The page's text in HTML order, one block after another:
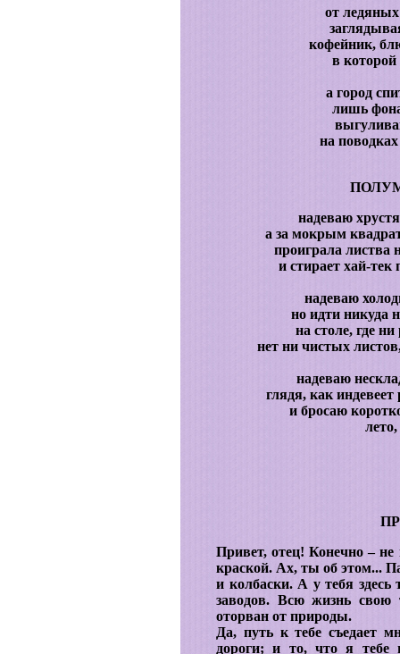
от
кофейник,
в
а город
лишь
на
надеваю
а за мокрым
проиграла листва
и стирает хай-
надеваю
но идти никуда
на столе, где
нет ни чистых
надеваю
глядя, как
и бросаю
лето,
Привет, отец! Конечно – не
краской. Ах, ты об этом...
и колбаски. А у тебя
заводов. Всю жизнь
оторван от природы.
Да, путь к тебе съедает
дороги; и то, что я тебе